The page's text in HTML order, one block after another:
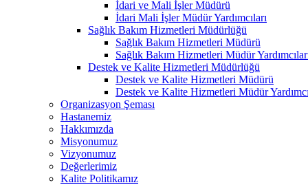
İdari ve Mali İşler Müdürü
İdari Mali İşler Müdür Yardımcıları
Sağlık Bakım Hizmetleri Müdürlüğü
Sağlık Bakım Hizmetleri Müdürü
Sağlık Bakım Hizmetleri Müdür
Destek ve Kalite Hizmetleri Müdürlüğü
Destek ve Kalite Hizmetleri Müdürü
Destek ve Kalite Hizmetleri Müdür
Organizasyon Şeması
Hastanemiz
Hakkımızda
Misyonumuz
Vizyonumuz
Değerlerimiz
Kalite Politikamız